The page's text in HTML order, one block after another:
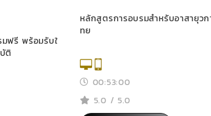
ฟรี พร้อมรับใ
ติ
หลักสูตรการอบรมสำหรับอาสายุว
ทย
00:53:00
5.0 / 5.0